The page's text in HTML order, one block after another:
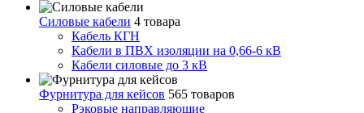
Силовые кабели 4 товара
Кабель КГН
Кабели в ПВХ изоляции на 0,66-6 кВ
Кабели силовые до 3 кВ
Фурнитура для кейсов 565 товаров
Рэковые направляющие